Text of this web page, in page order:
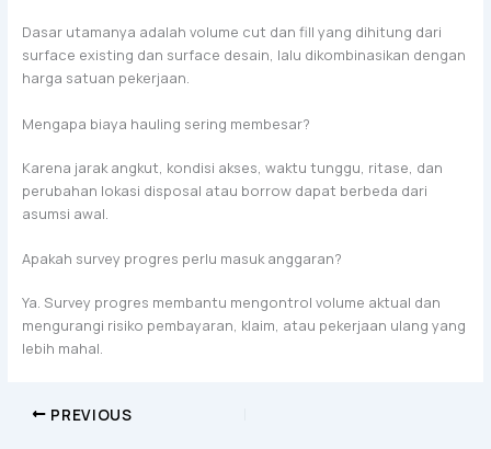
Dasar utamanya adalah volume cut dan fill yang dihitung dari
surface existing dan surface desain, lalu dikombinasikan dengan
harga satuan pekerjaan.
Mengapa biaya hauling sering membesar?
Karena jarak angkut, kondisi akses, waktu tunggu, ritase, dan
perubahan lokasi disposal atau borrow dapat berbeda dari
asumsi awal.
Apakah survey progres perlu masuk anggaran?
Ya. Survey progres membantu mengontrol volume aktual dan
mengurangi risiko pembayaran, klaim, atau pekerjaan ulang yang
lebih mahal.
PREVIOUS